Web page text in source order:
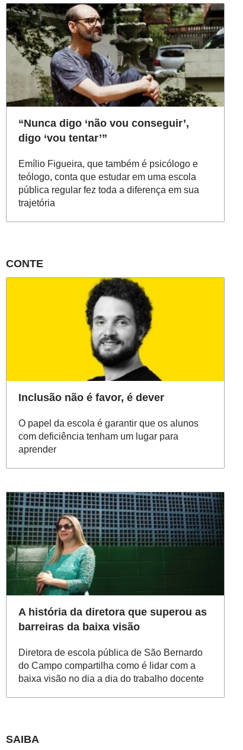
“Nunca digo ‘não vou conseguir’,
digo ‘vou tentar’”
Emílio Figueira, que também é psicólogo e
teólogo, conta que estudar em uma escola
pública regular fez toda a diferença em sua
trajetória
CONTE
Inclusão não é favor, é dever
O papel da escola é garantir que os alunos
com deficiência tenham um lugar para
aprender
A história da diretora que superou as
barreiras da baixa visão
Diretora de escola pública de São Bernardo
do Campo compartilha como é lidar com a
baixa visão no dia a dia do trabalho docente
SAIBA